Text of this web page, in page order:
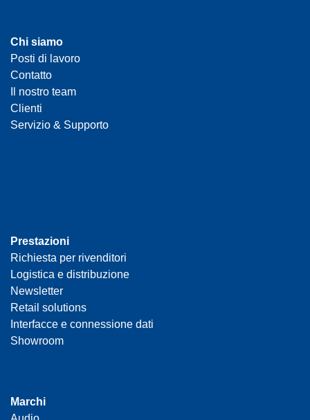
Chi siamo
Posti di lavoro
Contatto
Il nostro team
Clienti
Servizio & Supporto
Prestazioni
Richiesta per rivenditori
Logistica e distribuzione
Newsletter
Retail solutions
Interfacce e connessione dati
Showroom
Marchi